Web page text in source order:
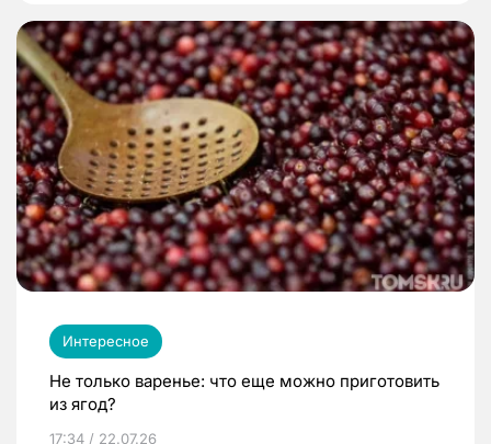
Интересное
Не только варенье: что еще можно приготовить
из ягод?
17:34 / 22.07.26